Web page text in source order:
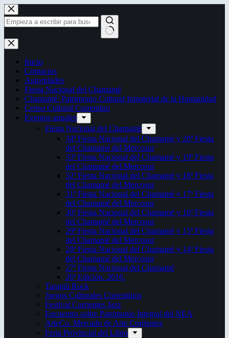
Saltar
al
contenido
Sin
resultados
Inicio
Contactos
Autoridades
Fiesta Nacional del Chamamé
Chamamé: Patrimonio Cultural Inmaterial de la Humanidad
Censo Cultural Correntino
Eventos anuales
Fiesta Nacional del Chamamé
34ª Fiesta Nacional del Chamamé y 20ª Fiesta
del Chamamé del Mercosur
33ª Fiesta Nacional del Chamamé y 19ª Fiesta
del Chamamé del Mercosur
32ª Fiesta Nacional del Chamamé y 18ª Fiesta
del Chamamé del Mercosur
31ª Fiesta Nacional del Chamamé y 17ª Fiesta
del Chamamé del Mercosur
30ª Fiesta Nacional del Chamamé y 16ª Fiesta
del Chamamé del Mercosur
29ª Fiesta Nacional del Chamamé y 15ª Fiesta
del Chamamé del Mercosur
28ª Fiesta Nacional del Chamamé y 14ª Fiesta
del Chamamé del Mercosur
27ª Fiesta Nacional del Chamamé
26ª Edición. 2016.
Taragüi Rock
Juegos Culturales Correntinos
Festival Corrientes Jazz
Encuentro sobre Patrimonio Integral del NEA
ArteCo. Mercado de Arte Corrientes
Feria Provincial del Libro